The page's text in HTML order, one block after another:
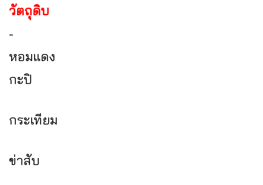
วัตถุดิบ
-
หอมแดง
กะปิ
กระเทียม
ข่าสับ